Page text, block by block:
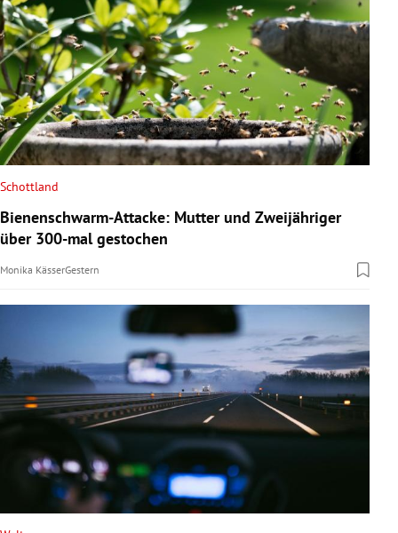
Schottland
Bienenschwarm-Attacke: Mutter und Zweijähriger
über 300-mal gestochen
Monika KässerGestern